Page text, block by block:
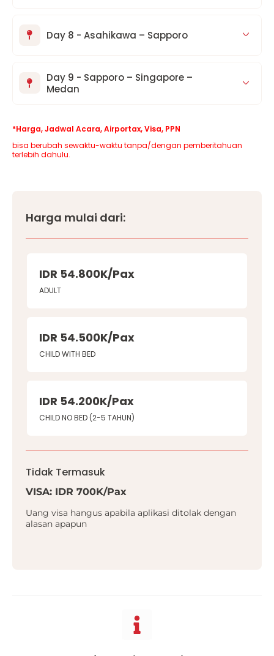
Day 8 - Asahikawa – Sapporo
Day 9 - Sapporo – Singapore –
Medan
*Harga, Jadwal Acara, Airportax, Visa, PPN
bisa berubah sewaktu-waktu tanpa/dengan pemberitahuan
terlebih dahulu.
Harga mulai dari:
IDR 54.800K/Pax
ADULT
IDR 54.500K/Pax
CHILD WITH BED
IDR 54.200K/Pax
CHILD NO BED (2-5 TAHUN)
Tidak Termasuk
VISA: IDR 700K/Pax
Uang visa hangus apabila aplikasi ditolak dengan
alasan apapun